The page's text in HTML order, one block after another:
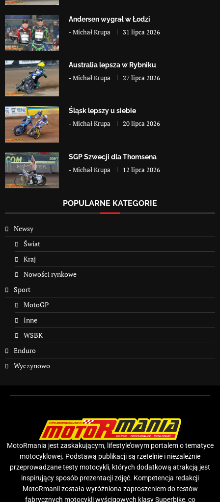
Andersen wygrał w Łodzi
-Michał Krupa 31 lipca 2026
Australia lepsza w Rybniku
-Michał Krupa 27 lipca 2026
Śląsk lepszy u siebie
-Michał Krupa 20 lipca 2026
SGP Szwecji dla Thomsena
-Michał Krupa 12 lipca 2026
POPULARNE KATEGORIE
Newsy
Świat
Kraj
Nowości rynkowe
Sport
MotoGP
Inne
WSBK
Enduro
Wyczynowo
MotoRmania jest zaskakującym, lifestyle’owym portalem o tematyce
motocyklowej. Podstawą publikacji są rzetelnie i niezależnie
przeprowadzane testy motocykli, których dodatkową atrakcją jest
inspirujący sposób prezentacji zdjęć. Kompetencja redakcji
MotoRmanii została wyróżniona zaproszeniem do testów
fabrycznych motocykli wyścigowych klasy Superbike, co